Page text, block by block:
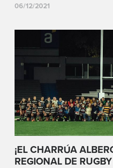
06/12/2021
¡EL CHARRÚA
REGIONAL DE